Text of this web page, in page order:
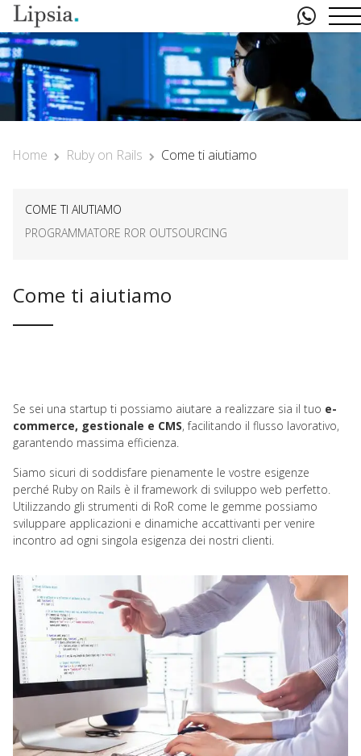
Home Ruby on Rails Come ti aiutiamo
COME TI AIUTIAMO
PROGRAMMATORE ROR OUTSOURCING
Come ti aiutiamo
Se sei una startup ti possiamo aiutare a realizzare sia il tuo e-
commerce, gestionale e CMS, facilitando il flusso lavorativo,
garantendo massima efficienza.
Siamo sicuri di soddisfare pienamente le vostre esigenze
perché Ruby on Rails è il framework di sviluppo web perfetto.
Utilizzando gli strumenti di RoR come le gemme possiamo
sviluppare applicazioni e dinamiche accattivanti per venire
incontro ad ogni singola esigenza dei nostri clienti.